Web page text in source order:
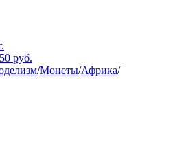
50 руб.
/Монеты/Африка/